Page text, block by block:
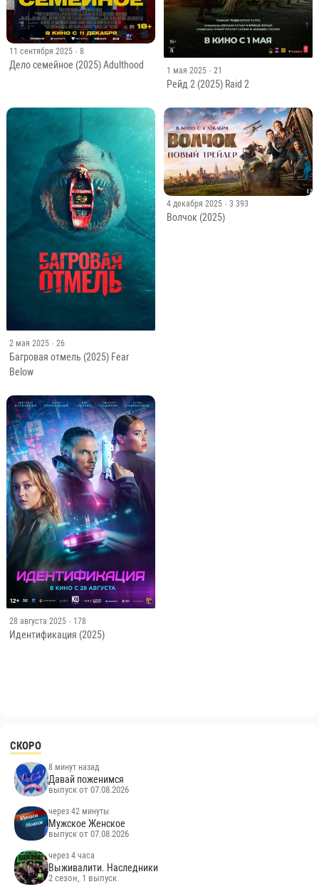
11 сентября 2025 · 8
Дело семейное (2025) Adulthood 1 мая 2025 · 21
Рейд 2 (2025) Raid 2
2 мая 2025 · 26
Багровая отмель (2025) Fear
Below
4 декабря 2025 · 3 393
Волчок (2025)
28 августа 2025 · 178
Идентификация (2025)
СКОРО
8 минут назад
Давай поженимся
выпуск от 07.08.2026
через 42 минуты
Мужское Женское
выпуск от 07.08.2026
через 4 часа
Выживалити. Наследники
2 сезон, 1 выпуск